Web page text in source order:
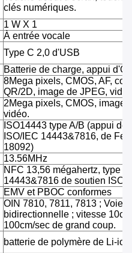
clés numériques.
1 W X 1
À entrée vocale
Type C 2,0 d'USB
Batterie de charge, appui
8Mega pixels, CMOS, AF,
QR/2D, image de JPEG,
2Mega pixels, CMOS, image
vidéo.
ISO14443 type A/B (appui de
ISO/IEC 14443&7816, de
18092)
13.56MHz
NFC 13,56 mégahertz, type
14443&7816 de soutien ISO/
EMV et PBOC conformes
OIN 7810, 7811, 7813 ; Voie
bidirectionnelle ; vitesse
100cm/sec de grand coup.
batterie de polymère de Li-ion